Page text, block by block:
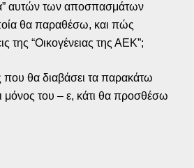
αυτών των αποσπασμάτων
θα παραθέσω, και πώς
της “Οικογένειας της ΑΕΚ”;
θα διαβάσει τα παρακάτω
μόνος του – ε, κάτι θα προσθέσω